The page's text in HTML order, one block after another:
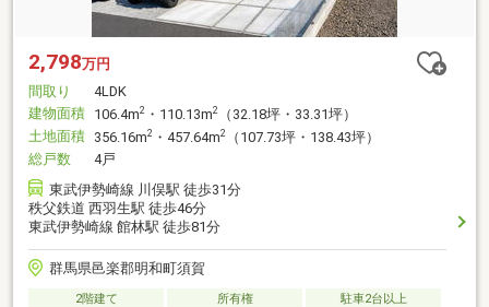
2,798万円
間取り
4LDK
建物面積 106.4m2 ・110.13m2
（32.18坪・33.31坪）
土地面積 356.16m2 ・457.64m2
（107.73坪・138.43坪）
総戸数
4戸
東武伊勢崎線 川俣駅 徒歩31分
秩父鉄道 西羽生駅 徒歩46分
東武伊勢崎線 館林駅 徒歩81分
群馬県邑楽郡明和町須賀
2階建て 所有権 駐車2台以上